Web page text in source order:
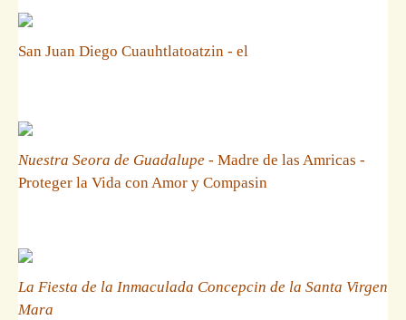
San Juan Diego Cuauhtlatoatzin - el
Nuestra Seora de Guadalupe - Madre de las Amricas -
Proteger la Vida con Amor y Compasin
La Fiesta de la Inmaculada Concepcin de la Santa Virgen
Mara